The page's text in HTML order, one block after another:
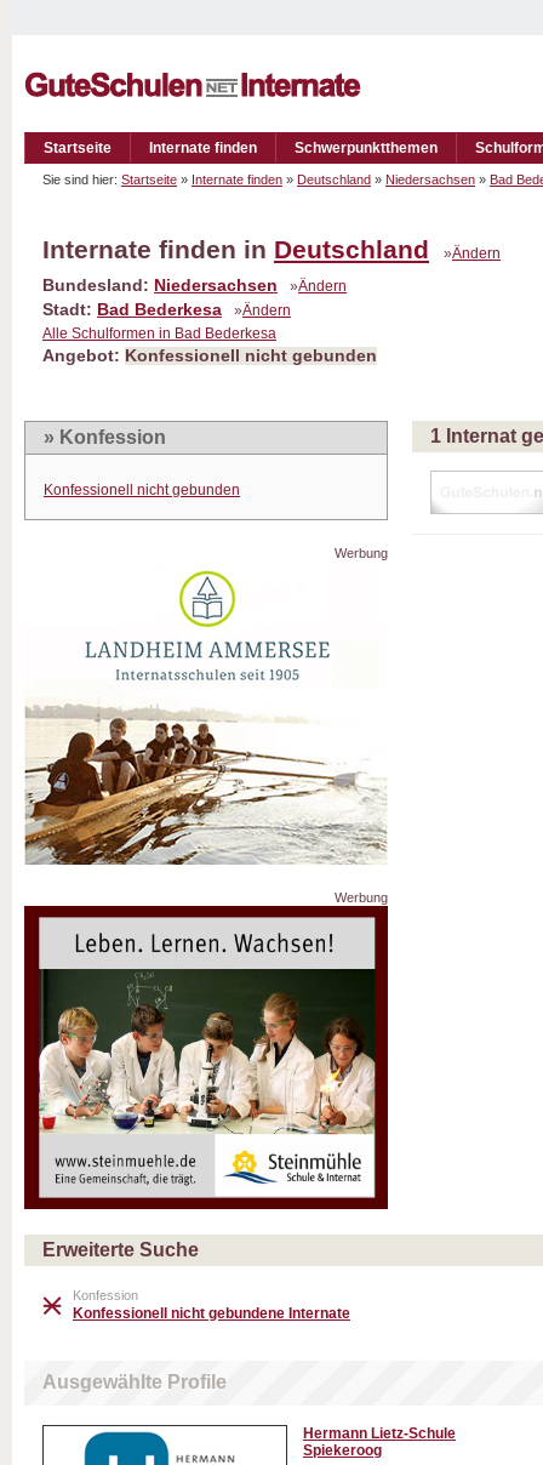
Startseite Internate finden Schwerpunktthemen
Sie sind hier: Startseite » Internate finden » Deutschland » Niedersachsen » Bad
Internate finden in Deutschland »Ändern
Bundesland: Niedersachsen »Ändern
Stadt: Bad Bederkesa »Ändern
Alle Schulformen in Bad Bederkesa
Angebot: Konfessionell nicht gebunden
» Konfession
Konfessionell nicht gebunden
Werbung
Werbung
1 Internat
Erweiterte Suche
Konfession
Konfessionell nicht gebundene Internate
Ausgewählte Profile
Hermann Lietz-Schule
Spiekeroog